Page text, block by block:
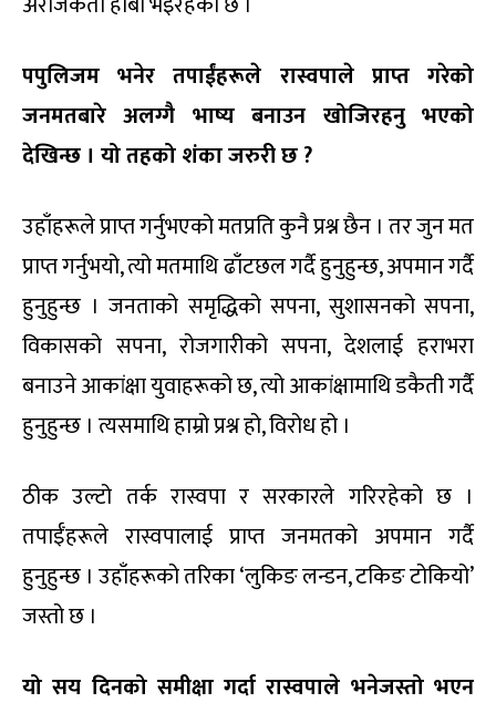
पपुलिजम भनेर तपाईंहरूले रास्वपाले प्राप्त गरेको
जनमतबारे अलग्गै भाष्य बनाउन खोजिरहनु भएको
देखिन्छ । यो तहको शंका जरुरी छ ?
उहाँहरूले प्राप्त गर्नुभएको मतप्रति कुनै प्रश्न छैन । तर जुन मत
प्राप्त गर्नुभयो, त्यो मतमाथि ढाँटछल गर्दै हुनुहुन्छ, अपमान गर्दै
हुनुहुन्छ । जनताको समृद्धिको सपना, सुशासनको सपना,
विकासको सपना, रोजगारीको सपना, देशलाई हराभरा
बनाउने आकांक्षा युवाहरूको छ, त्यो आकांक्षामाथि डकैती गर्दै
हुनुहुन्छ । त्यसमाथि हाम्रो प्रश्न हो, विरोध हो ।
ठीक उल्टो तर्क रास्वपा र सरकारले गरिरहेको छ ।
तपाईँहरूले रास्वपालाई प्राप्त जनमतको अपमान गर्दै
हुनुहुन्छ । उहाँहरूको तरिका ‘लुकिङ लन्डन, टकिङ टोकियो’
जस्तो छ ।
यो सय दिनको समीक्षा गर्दा रास्वपाले भनेजस्तो भएन